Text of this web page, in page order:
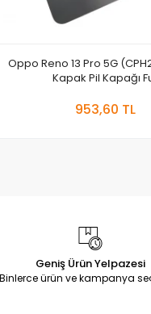
Oppo Reno 13 Pro 5G
Kapak Pil Kapağı
953,60 TL
Geniş Ürün Yelpazesi
Binlerce ürün ve kampanya